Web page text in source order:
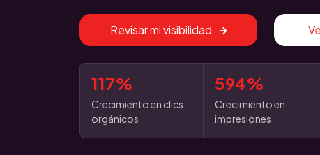
Revisar mi visibilidad
117%
Crecimiento en clics
orgánicos
594%
Crecimiento en
impresiones